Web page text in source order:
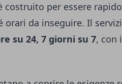
costruito per essere
orari da inseguire. Il
su 24, 7 giorni su 7, con